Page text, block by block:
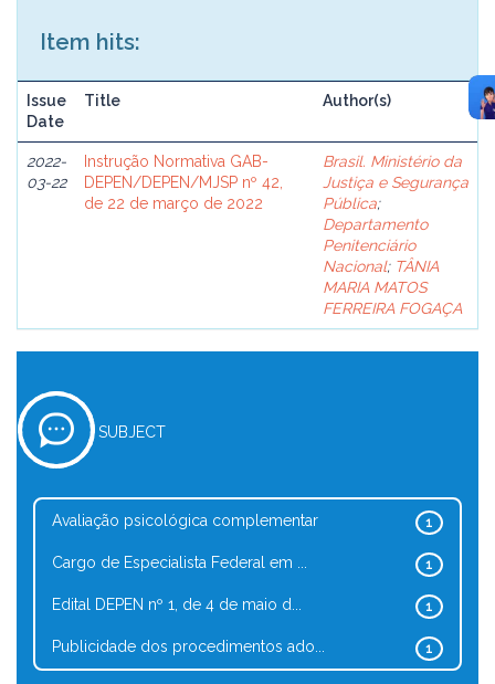
Item hits:
Issue
Date
Title Author(s)
2022-
03-22
Instrução Normativa GAB-
DEPEN/DEPEN/MJSP nº 42,
de 22 de março de 2022
Brasil. Ministério da
Justiça e Segurança
Pública;
Departamento
Penitenciário
Nacional; TÂNIA
MARIA MATOS
FERREIRA FOGAÇA
SUBJECT
1
Avaliação psicológica complementar
1
Cargo de Especialista Federal em ...
1
Edital DEPEN nº 1, de 4 de maio d...
1
Publicidade dos procedimentos ado...